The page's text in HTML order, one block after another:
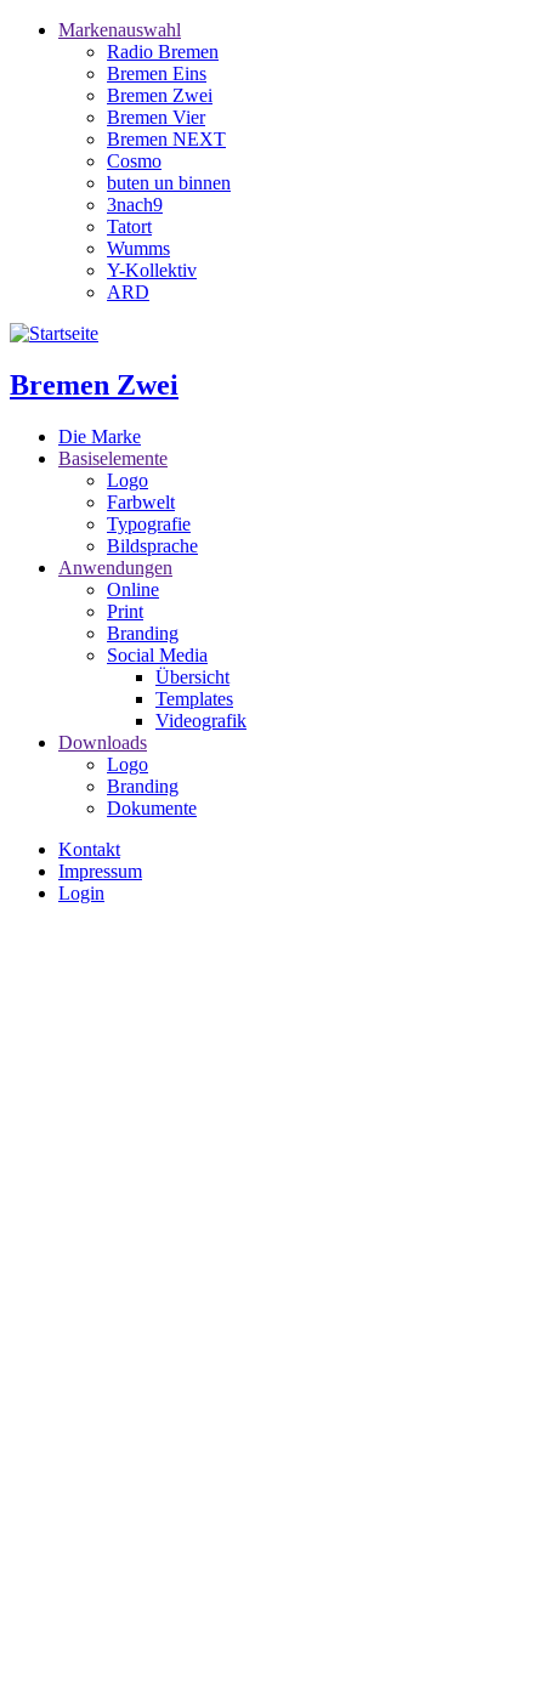
Direkt
Hauptnavigation
Markenauswahl
Radio Bremen
Bremen Eins
Bremen Zwei
Bremen Vier
Bremen NEXT
Cosmo
buten un binnen
3nach9
Tatort
Wumms
Y-Kollektiv
ARD
Bremen Zwei
Die Marke
Basiselemente
Logo
Farbwelt
Typografie
Bildsprache
Anwendungen
Online
Print
Branding
Social Media
Übersicht
Templates
Videografik
Downloads
Logo
Branding
Dokumente
Impressum
Kontakt
Impressum
Login